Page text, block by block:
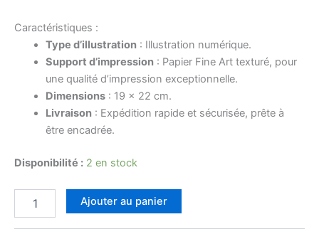
Caractéristiques :
Type d’illustration: Illustration numérique.
Support d’impression: Papier Fine Art texturé, pour
une qualité d’impression exceptionnelle.
Dimensions: 19 x 22 cm.
Livraison: Expédition rapide et sécurisée, prête à
être encadrée.
Disponibilité : 2 en stock
Ajouter au panier